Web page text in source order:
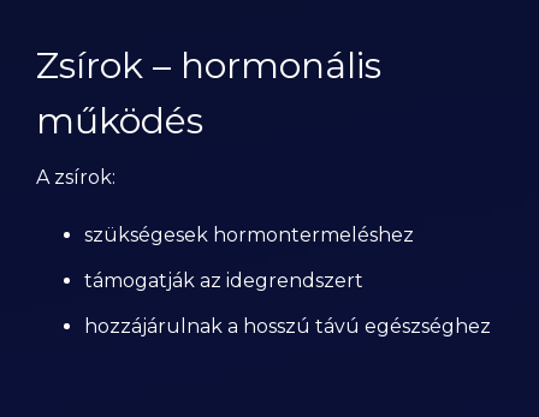
Zsírok – hormonális
működés
A zsírok:
szükségesek hormontermeléshez
támogatják az idegrendszert
hozzájárulnak a hosszú távú egészséghez